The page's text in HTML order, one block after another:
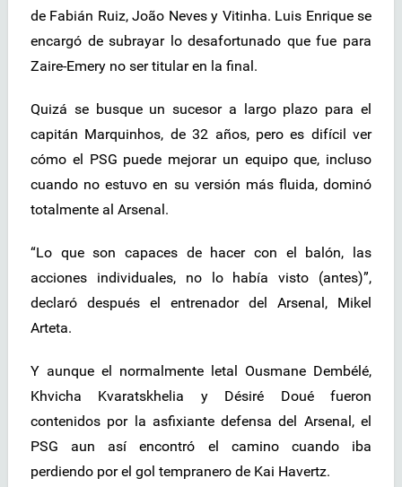
de Fabián Ruiz, João Neves y Vitinha. Luis Enrique se
encargó de subrayar lo desafortunado que fue para
Zaire-Emery no ser titular en la final.
Quizá se busque un sucesor a largo plazo para el
capitán Marquinhos, de 32 años, pero es difícil ver
cómo el PSG puede mejorar un equipo que, incluso
cuando no estuvo en su versión más fluida, dominó
totalmente al Arsenal.
“Lo que son capaces de hacer con el balón, las
acciones individuales, no lo había visto (antes)”,
declaró después el entrenador del Arsenal, Mikel
Arteta.
Y aunque el normalmente letal Ousmane Dembélé,
Khvicha Kvaratskhelia y Désiré Doué fueron
contenidos por la asfixiante defensa del Arsenal, el
PSG aun así encontró el camino cuando iba
perdiendo por el gol tempranero de Kai Havertz.